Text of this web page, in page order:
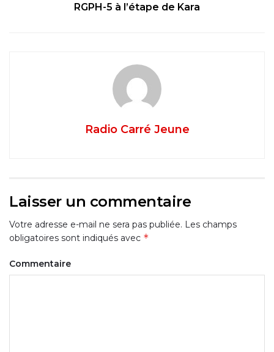
RGPH-5 à l’étape de Kara
Radio Carré Jeune
Laisser un commentaire
Votre adresse e-mail ne sera pas publiée. Les champs
obligatoires sont indiqués avec *
Commentaire